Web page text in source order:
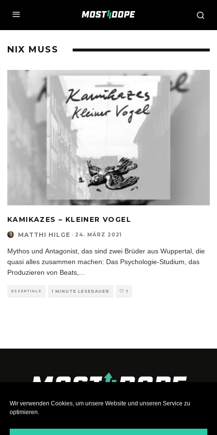
Wir verwenden Cookies, um unsere Website und unseren Service zu
optimieren.
NIX MUSS
KAMIKAZES – KLEINER VOGEL
MATTHI HILGE · 24. MÄRZ 2021
Mythos und Antagonist, das sind zwei Brüder aus Wuppertal, die
quasi alles zusammen machen: Das Psychologie-Studium, das
Produzieren von Beats,
ESSENTIALS 1 MINUTE LESEDAUER 1